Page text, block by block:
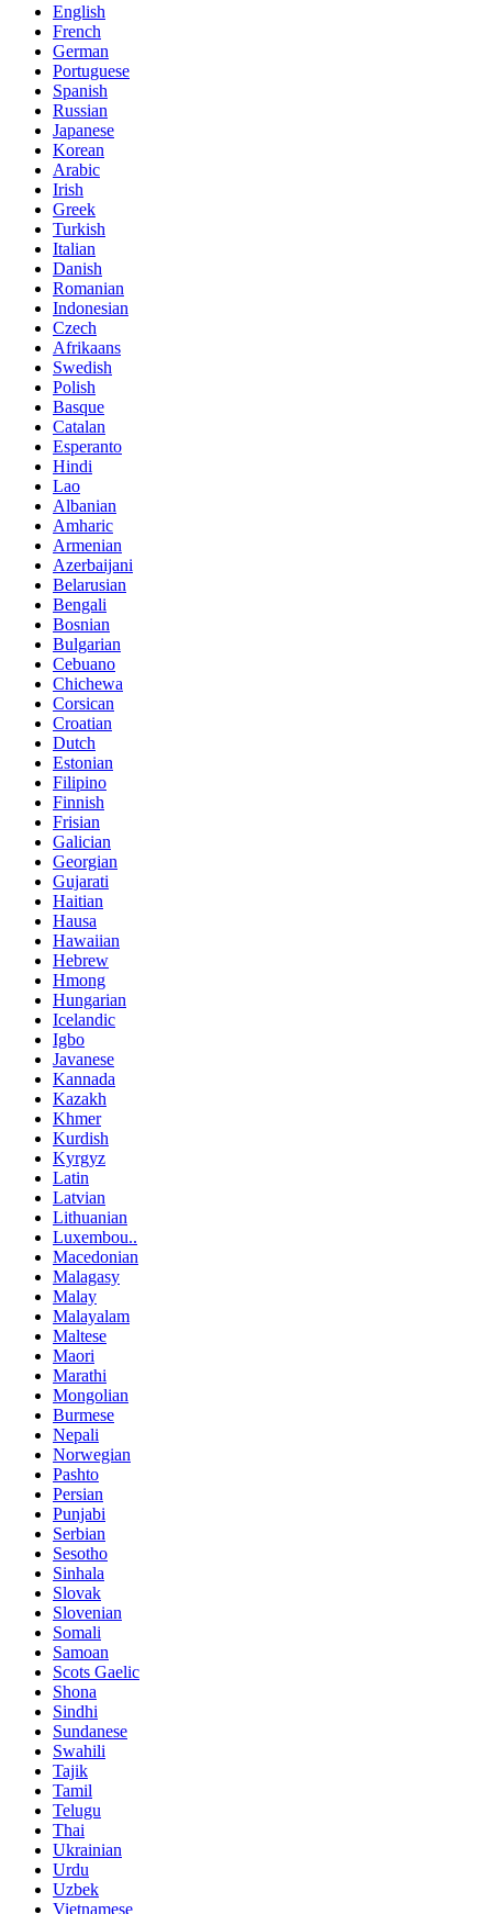
English
French
German
Portuguese
Spanish
Russian
Japanese
Korean
Arabic
Irish
Greek
Turkish
Italian
Danish
Romanian
Indonesian
Czech
Afrikaans
Swedish
Polish
Basque
Catalan
Esperanto
Hindi
Lao
Albanian
Amharic
Armenian
Azerbaijani
Belarusian
Bengali
Bosnian
Bulgarian
Cebuano
Chichewa
Corsican
Croatian
Dutch
Estonian
Filipino
Finnish
Frisian
Galician
Georgian
Gujarati
Haitian
Hausa
Hawaiian
Hebrew
Hmong
Hungarian
Icelandic
Igbo
Javanese
Kannada
Kazakh
Khmer
Kurdish
Kyrgyz
Latin
Latvian
Lithuanian
Luxembou..
Macedonian
Malagasy
Malay
Malayalam
Maltese
Maori
Marathi
Mongolian
Burmese
Nepali
Norwegian
Pashto
Persian
Punjabi
Serbian
Sesotho
Sinhala
Slovak
Slovenian
Somali
Samoan
Scots Gaelic
Shona
Sindhi
Sundanese
Swahili
Tajik
Tamil
Telugu
Thai
Ukrainian
Urdu
Uzbek
Vietnamese